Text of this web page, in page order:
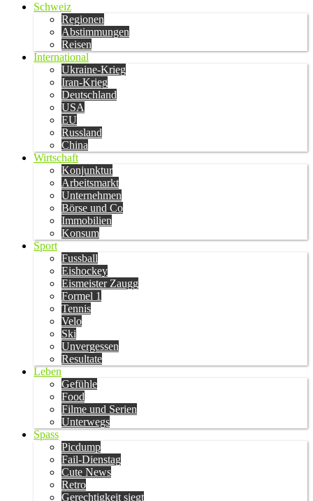
Schweiz
Regionen
Abstimmungen
Reisen
International
Ukraine-Krieg
Iran-Krieg
Deutschland
USA
EU
Russland
China
Wirtschaft
Konjunktur
Arbeitsmarkt
Unternehmen
Börse und Co
Immobilien
Konsum
Sport
Fussball
Eishockey
Eismeister Zaugg
Formel 1
Tennis
Velo
Ski
Unvergessen
Resultate
Leben
Gefühle
Food
Filme und Serien
Unterwegs
Spass
Picdump
Fail-Dienstag
Cute News
Retro
Gerechtigkeit siegt